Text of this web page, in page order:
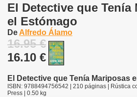
El Detective que Tenía
el Estómago
De Alfredo Álamo
16.95 €
16.10 €
El Detective que Tenía Mariposas
ISBN: 9788494756542 | 210 páginas | Rústica
Press | 0.50 kg